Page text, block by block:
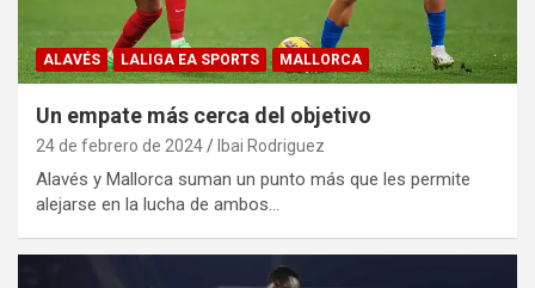
ALAVÉS LALIGA EA SPORTS MALLORCA
Un empate más cerca del objetivo
24 de febrero de 2024 Ibai Rodriguez
Alavés y Mallorca suman un punto más que les permite
alejarse en la lucha de ambos…